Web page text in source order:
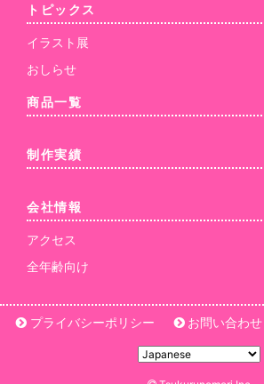
トピックス
イラスト展
おしらせ
商品一覧
制作実績
会社情報
アクセス
全年齢向け
プライバシーポリシー お問い合わせ